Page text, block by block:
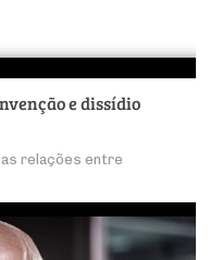
e dissídio
relações entre